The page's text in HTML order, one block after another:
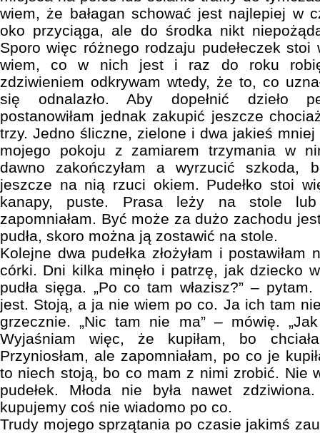
wiem, że bałagan schować jest najlepiej w
oko przyciąga, ale do środka nikt
Sporo więc różnego rodzaju pudełeczek
wiem, co w nich jest i raz do roku
zdziwieniem odkrywam wtedy, że to, co
się odnalazło. Aby dopełnić dzieło
postanowiłam jednak zakupić jeszcze
trzy. Jedno śliczne, zielone i dwa jakieś mniej
mojego pokoju z zamiarem trzymania w
dawno zakończyłam a wyrzucić szkoda,
jeszcze na nią rzuci okiem. Pudełko stoi
kanapy, puste. Prasa leży na stole
zapomniałam. Być może za dużo zachodu
pudła, skoro można ją zostawić na stole.
Kolejne dwa pudełka złożyłam i
córki. Dni kilka minęło i patrzę, jak dziecko
pudła sięga. „Po co tam włazisz?” –
jest. Stoją, a ja nie wiem po co. Ja ich tam
grzecznie. „Nic tam nie ma” – mówię.
Wyjaśniam więc, że kupiłam, bo
Przyniosłam, ale zapomniałam, po co je
to niech stoją, bo co mam z nimi zrobić. Nie
pudełek. Młoda nie była nawet
kupujemy coś nie wiadomo po co.
Trudy mojego sprzątania po czasie jakimś